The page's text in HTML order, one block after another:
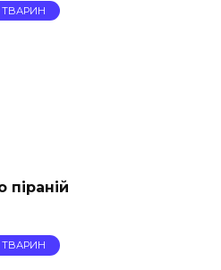
ТВАРИН
піраній
ТВАРИН